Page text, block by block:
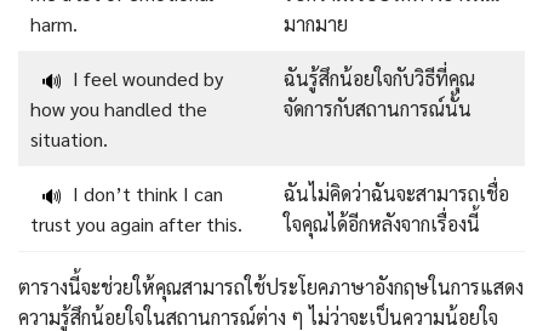
harm.
มากมาย
🔊 I feel wounded by
how you handled the
situation.
ฉันรู้สึกน้อยใจกับวิธีที่คุณ
จัดการกับสถานการณ์นั้น
🔊 I don’t think I can
trust you again after this.
ฉันไม่คิดว่าฉันจะสามารถเชื่อ
ใจคุณได้อีกหลังจากเรื่องนี้
ตารางนี้จะช่วยให้คุณสามารถใช้ประโยคภาษาอังกฤษในการแสดง
ความรู้สึกน้อยใจในสถานการณ์ต่าง ๆ ไม่ว่าจะเป็นความน้อยใจ